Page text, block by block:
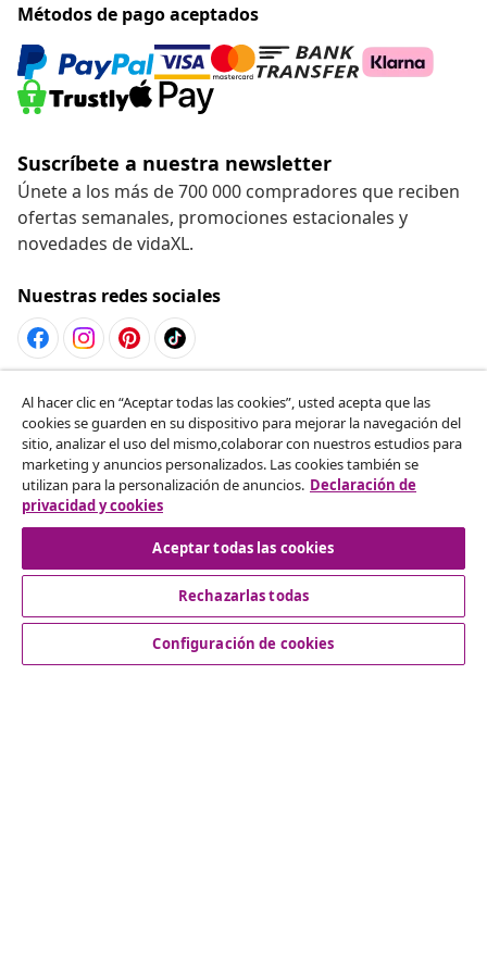
Métodos de pago aceptados
Suscríbete a nuestra newsletter
Únete a los más de 700 000 compradores que reciben
ofertas semanales, promociones estacionales y
novedades de vidaXL.
Nuestras redes sociales
Desistir del contrato
Solicita la cancelación de tu pedido.
Desistir del contrato
Servicio al Cliente
Al hacer clic en “Aceptar todas las cookies”, usted acepta que las
cookies se guarden en su dispositivo para mejorar la navegación del
sitio, analizar el uso del mismo,colaborar con nuestros estudios para
marketing y anuncios personalizados. Las cookies también se
utilizan para la personalización de anuncios. Declaración de
privacidad y cookies
Aceptar todas las cookies
Rechazarlas todas
Configuración de cookies